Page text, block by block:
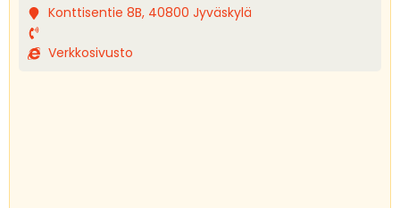
Konttisentie 8B, 40800 Jyväskylä
Verkkosivusto